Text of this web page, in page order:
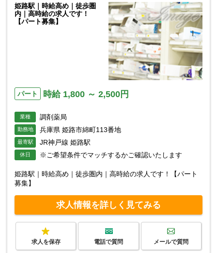
姫路駅｜時給高め｜徒歩圏
内｜高時給の求人です！
【パート募集】
パート 時給 1,800 ～ 2,500円
業種 調剤薬局
勤務地 兵庫県 姫路市綿町113番地
最寄駅 JR神戸線 姫路駅
休日 ※ご希望条件でマッチするかご確認いたします
姫路駅｜時給高め｜徒歩圏内｜高時給の求人です！【パート
募集】
求人情報を詳しく見てみる
求人を保存 電話で質問 メールで質問